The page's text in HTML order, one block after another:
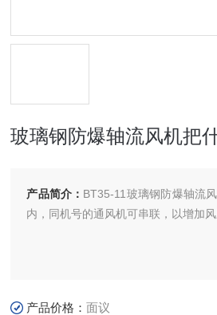
玻璃钢防爆轴流风机把
产品简介： BT35-11玻璃钢防爆轴流
内，同机号的通风机可串联，以增加风
产品价格：面议